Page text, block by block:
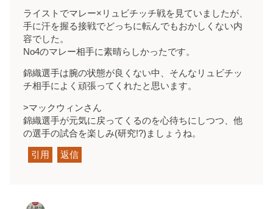
ライストでマレー×リュビチッチ戦を見ていましたが、
手に汗を握る接戦でどっちに転んでもおかしくない内
容でした。
No4のマレー相手に素晴らしかったです。
錦織選手は腕の状態が良くない中、そんなリュビチッ
チ相手によく頑張ってくれたと思います。
>マックウィンさん
錦織選手が元気に戻ってくるのを心待ちにしつつ、他
の選手の試合を楽しみ(研究!?)ましょうね。
引用 返信